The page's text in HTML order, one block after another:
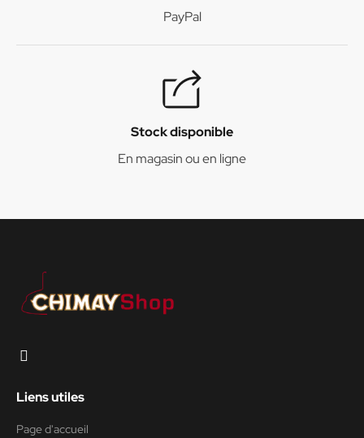
PayPal
Stock disponible
En magasin ou en ligne
Liens utiles
Page d'accueil